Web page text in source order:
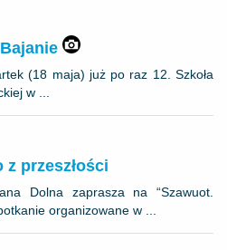
(18 maja) już po raz 12. Szkoła
w ...
przeszłości
Dolna zaprasza na “Szawuot.
organizowane w ...